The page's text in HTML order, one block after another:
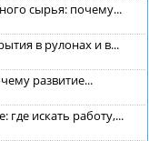
сырья: почему...
в рулонах и в...
развитие...
искать работу,...